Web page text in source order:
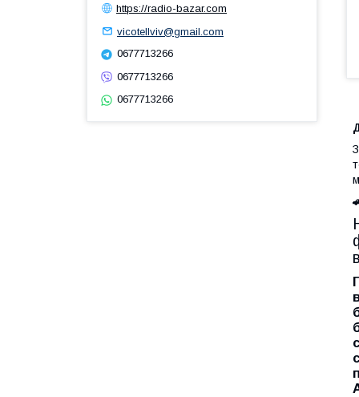
https://radio-bazar.com
vicotellviv@gmail.com
0677713266
0677713266
0677713266